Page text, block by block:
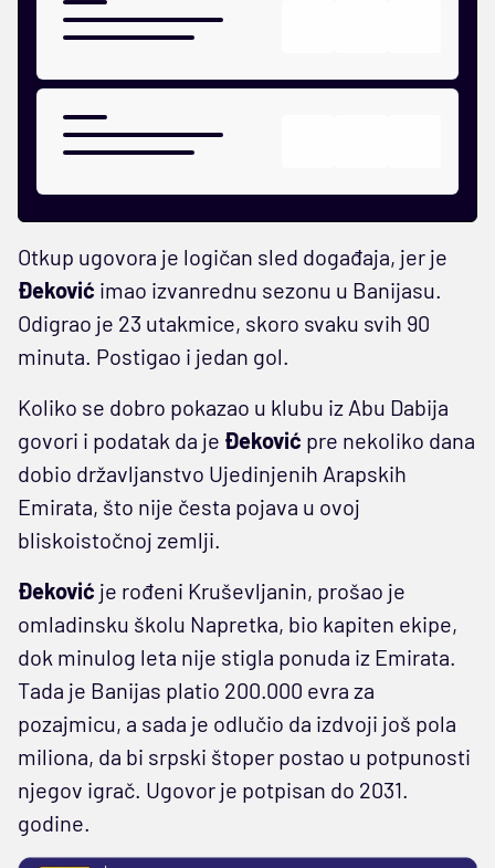
Otkup ugovora je logičan sled događaja, jer je
Đeković imao izvanrednu sezonu u Banijasu.
Odigrao je 23 utakmice, skoro svaku svih 90
minuta. Postigao i jedan gol.
Koliko se dobro pokazao u klubu iz Abu Dabija
govori i podatak da je Đeković pre nekoliko dana
dobio državljanstvo Ujedinjenih Arapskih
Emirata, što nije česta pojava u ovoj
bliskoistočnoj zemlji.
Đeković je rođeni Kruševljanin, prošao je
omladinsku školu Napretka, bio kapiten ekipe,
dok minulog leta nije stigla ponuda iz Emirata.
Tada je Banijas platio 200.000 evra za
pozajmicu, a sada je odlučio da izdvoji još pola
miliona, da bi srpski štoper postao u potpunosti
njegov igrač. Ugovor je potpisan do 2031.
godine.